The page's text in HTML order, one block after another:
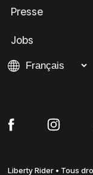
Presse
Jobs
Liberty Rider • Tous